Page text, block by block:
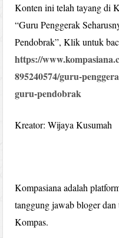
Konten ini telah tayang di
“Guru Penggerak
Pendobrak”, Klik untuk
https://
895240574/guru-
guru-pendobrak
Kreator: Wijaya Kusumah
Kompasiana adalah
tanggung jawab bloger
Kompas.